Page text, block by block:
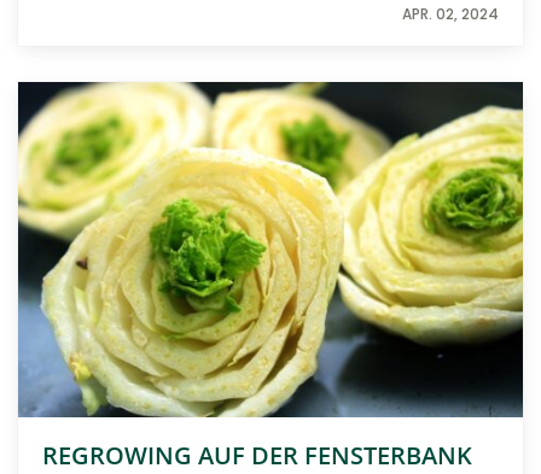
APR. 02, 2024
REGROWING AUF DER FENSTERBANK